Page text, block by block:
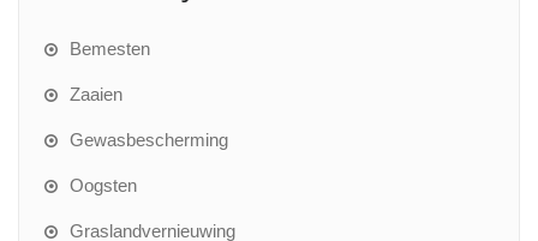
Bemesten
Zaaien
Gewasbescherming
Oogsten
Graslandvernieuwing